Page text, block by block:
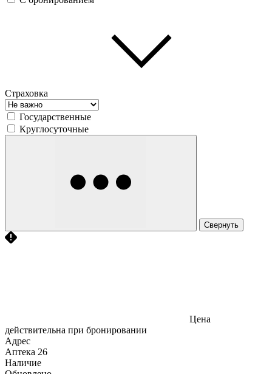
Страховка
Государственные
Круглосуточные
Свернуть
Цена
действительна при бронировании
Адрес
Аптека 26
Наличие